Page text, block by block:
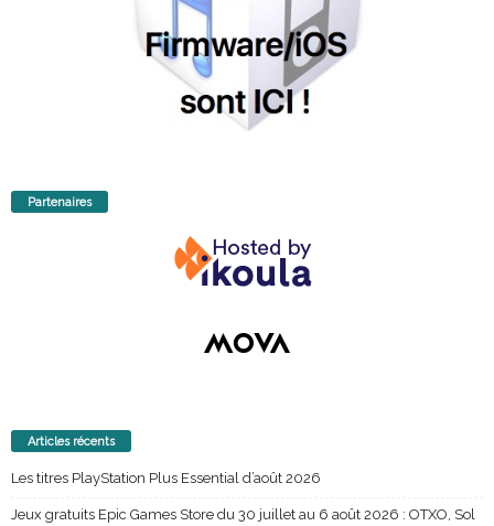
Partenaires
Articles récents
Les titres PlayStation Plus Essential d’août 2026
Jeux gratuits Epic Games Store du 30 juillet au 6 août 2026 : OTXO, Sol